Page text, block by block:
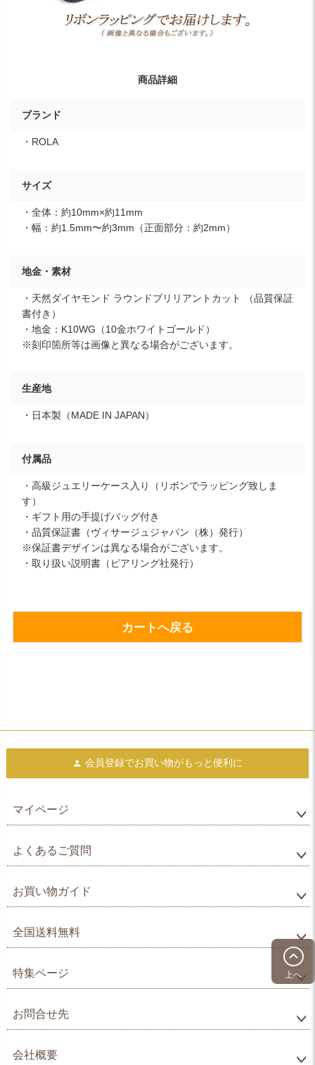
商品詳細
ブランド
・ROLA
サイズ
・全体：約10mm×約11mm
・幅：約1.5mm〜約3mm（正面部分：約2mm）
地金・素材
・天然ダイヤモンド ラウンドブリリアントカット （品質保証
書付き）
・地金：K10WG（10金ホワイトゴールド）
※刻印箇所等は画像と異なる場合がございます。
生産地
・日本製（MADE IN JAPAN）
付属品
・高級ジュエリーケース入り（リボンでラッピング致しま
す）
・ギフト用の手提げバッグ付き
・品質保証書（ヴィサージュジャパン（株）発行）
※保証書デザインは異なる場合がございます。
・取り扱い説明書（ピアリング社発行）
カートへ戻る
上へ
会員登録でお買い物がもっと便利に
マイページ
よくあるご質問
お買い物ガイド
全国送料無料
特集ページ
お問合せ先
会社概要